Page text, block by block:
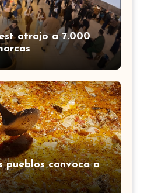
atrajo a 7.000
pueblos convoca a